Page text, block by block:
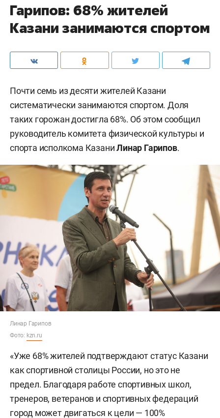
Гарипов: 68% жителей
Казани занимаются спортом
Почти семь из десяти жителей Казани
систематически занимаются спортом. Доля
таких горожан достигла 68%. Об этом сообщил
руководитель комитета физической культуры и
спорта исполкома КазаниЛинар Гарипов.
Линар Гарипов
Фото: kzn.ru
«Уже 68% жителей подтверждают статус Казани
как спортивной столицы России, но это не
предел. Благодаря работе спортивных школ,
тренеров, ветеранов и спортивных федераций
город может двигаться к цели — 100%